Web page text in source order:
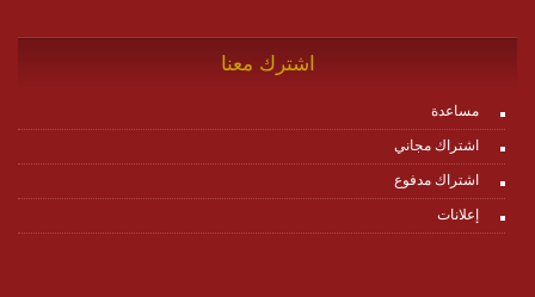
اشترك معنا
مساعدة
اشتراك مجاني
اشتراك مدفوع
إعلانات